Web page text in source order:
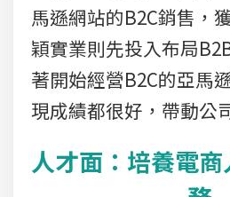
馬遜網站的B2C銷售，
穎實業則先投入布局
著開始經營B2C的亞馬
現成績都很好，帶動公
人才面：培養電